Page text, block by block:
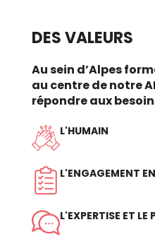
DES VALEURS
Au sein d’Alpes
au centre de notre
répondre aux
L'HUMAIN
L'ENGAGEMENT
L'EXPERTISE ET LE